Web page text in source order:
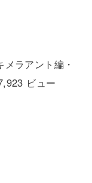
ラアント編・
ビュー